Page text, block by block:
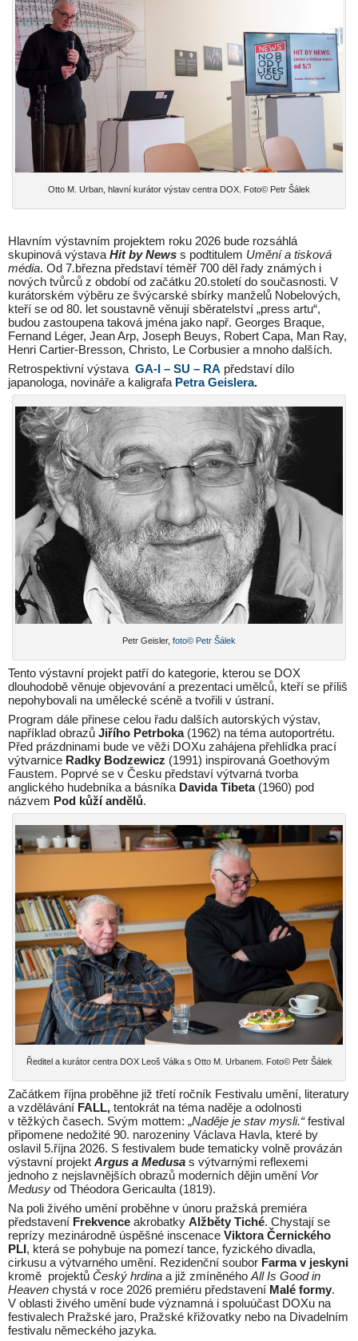
Otto M. Urban, hlavní kurátor výstav centra DOX. Foto© Petr Šálek
Hlavním výstavním projektem roku 2026 bude rozsáhlá
skupinová výstava Hit by News s podtitulem Umění a tisková
média. Od 7.března představí téměř 700 děl řady známých i
nových tvůrců z období od začátku 20.století do současnosti. V
kurátorském výběru ze švýcarské sbírky manželů Nobelových,
kteří se od 80. let soustavně věnují sběratelství „press artu“,
budou zastoupena taková jména jako např. Georges Braque,
Fernand Léger, Jean Arp, Joseph Beuys, Robert Capa, Man Ray,
Henri Cartier-Bresson, Christo, Le Corbusier a mnoho dalších.
Retrospektivní výstava GA-I – SU – RA představí dílo
japanologa, novináře a kaligrafa Petra Geislera.
Petr Geisler, foto© Petr Šálek
Tento výstavní projekt patří do kategorie, kterou se DOX
dlouhodobě věnuje objevování a prezentaci umělců, kteří se příliš
nepohybovali na umělecké scéně a tvořili v ústraní.
Program dále přinese celou řadu dalších autorských výstav,
například obrazů Jiřího Petrboka (1962) na téma autoportrétu.
Před prázdninami bude ve věži DOXu zahájena přehlídka prací
výtvarnice Radky Bodzewicz (1991) inspirovaná Goethovým
Faustem. Poprvé se v Česku představí výtvarná tvorba
anglického hudebníka a básníka Davida Tibeta (1960) pod
názvem Pod kůží andělů.
Ředitel a kurátor centra DOX Leoš Válka s Otto M. Urbanem. Foto© Petr Šálek
Začátkem října proběhne již třetí ročník Festivalu umění, literatury
a vzdělávání FALL, tentokrát na téma naděje a odolnosti
v těžkých časech. Svým mottem: „Naděje je stav mysli.“festival
připomene nedožité 90. narozeniny Václava Havla, které by
oslavil 5.října 2026. S festivalem bude tematicky volně provázán
výstavní projekt Argus a Medusa s výtvarnými reflexemi
jednoho z nejslavnějších obrazů moderních dějin umění Vor
Medusy od Théodora Gericaulta (1819).
Na poli živého umění proběhne v únoru pražská premiéra
představení Frekvence akrobatky Alžběty Tiché. Chystají se
reprízy mezinárodně úspěšné inscenace Viktora Černického
PLI, která se pohybuje na pomezí tance, fyzického divadla,
cirkusu a výtvarného umění. Rezidenční soubor Farma v jeskyni
kromě projektů Český hrdina a již zmíněného All Is Good in
Heaven chystá v roce 2026 premiéru představení Malé formy.
V oblasti živého umění bude významná i spoluúčast DOXu na
festivalech Pražské jaro, Pražské křižovatky nebo na Divadelním
festivalu německého jazyka.